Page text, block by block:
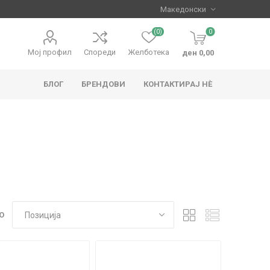
Мој профил Спореди Желботека
(0) 0
ден 0,00
БЛОГ БРЕНДОВИ КОНТАКТИРАЈ НЀ